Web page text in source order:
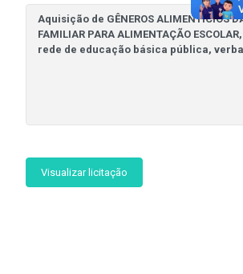
Visualizar licitação